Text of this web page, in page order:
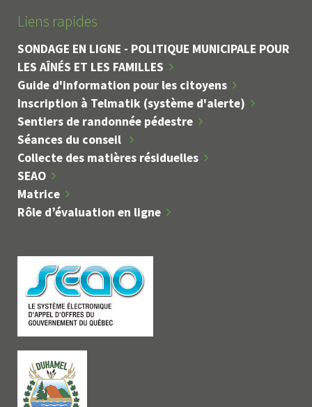
Liens rapides
SONDAGE EN LIGNE - POLITIQUE MUNICIPALE POUR
LES AÎNÉS ET LES FAMILLES
Guide d'information pour les citoyens
Inscription à Telmatik (système d'alerte)
Sentiers de randonnée pédestre
Séances du conseil
Collecte des matières résiduelles
SEAO
Matrice
Rôle d’évaluation en ligne